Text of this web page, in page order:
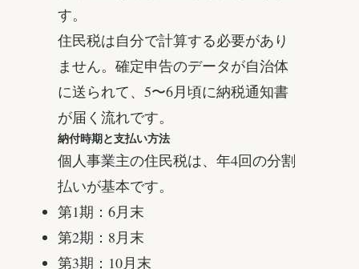
す。
住民税は自分で計算する必要があり
ません。確定申告のデータが自治体
に送られて、5〜6月頃に納税通知書
が届く流れです。
納付時期と支払い方法
個人事業主の住民税は、年4回の分割
払いが基本です。
第1期：6月末
第2期：8月末
第3期：10月末